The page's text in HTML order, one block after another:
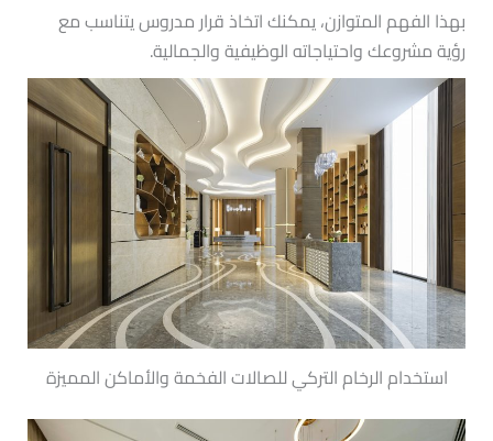
بهذا الفهم المتوازن، يمكنك اتخاذ قرار مدروس يتناسب مع
رؤية مشروعك واحتياجاته الوظيفية والجمالية.
استخدام الرخام التركي للصالات الفخمة والأماكن المميزة